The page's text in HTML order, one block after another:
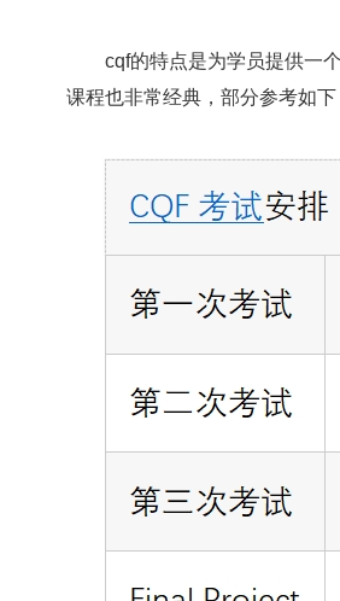
cqf的特点是为学员提供一个
课程也非常经典，部分参考如下